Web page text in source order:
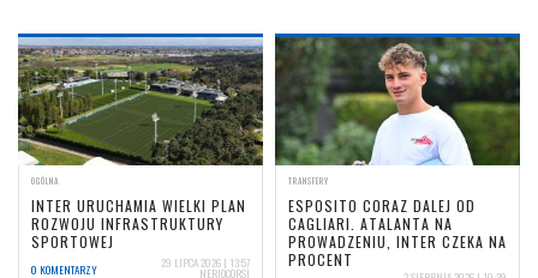
OGÓLNA
INTER URUCHAMIA WIELKI PLAN
ROZWOJU INFRASTRUKTURY
SPORTOWEJ
0 KOMENTARZY 29 LIPCA 2026 | 13:57
NERIOCORSI
TRANSFERY
ESPOSITO CORAZ DALEJ OD
CAGLIARI. ATALANTA NA
PROWADZENIU, INTER CZEKA NA
PROCENT